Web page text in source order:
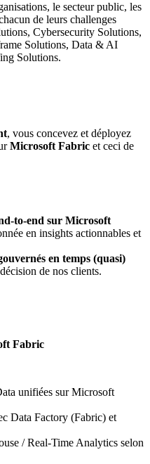
le secteur public, les
de leurs challenges
Cybersecurity Solutions,
Solutions, Data & AI
Solutions.
, vous concevez et déployez
Microsoft Fabric et ceci de
to-end sur Microsoft
en insights actionnables et
en temps (quasi)
de nos clients.
Fabric
unifiées sur Microsoft
Data Factory (Fabric) et
/ Real-Time Analytics selon